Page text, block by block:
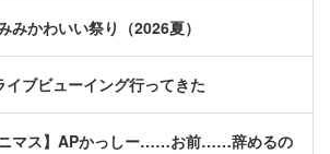
みかわいい祭り（2026夏）
ブビューイング行ってきた
ニマス】APかっしー……お前……辞めるの